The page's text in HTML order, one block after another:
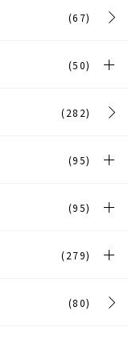
(67)
(50)
(282)
(95)
(95)
(279)
(80)